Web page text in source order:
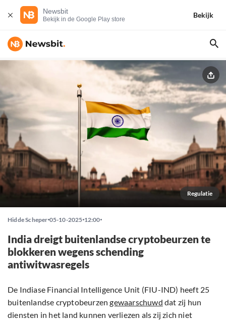
Newsbit
Bekijk in de Google Play store
Bekijk
Regulatie
Hidde Scheper 05-10-2025 12:00
India dreigt buitenlandse cryptobeurzen te
blokkeren wegens schending
antiwitwasregels
De Indiase Financial Intelligence Unit (FIU-IND) heeft 25
buitenlandse cryptobeurzengewaarschuwd dat zij hun
diensten in het land kunnen verliezen als zij zich niet